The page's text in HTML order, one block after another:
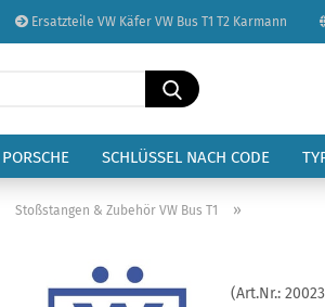
Ersatzteile VW Käfer VW Bus T1 T2 Karmann
Sprache auswählen
Lieferland
Suche...
PORSCHE SCHLÜSSEL NACH CODE
Stoßstangen & Zubehör VW Bus T1 »
(Art.Nr.: 20023